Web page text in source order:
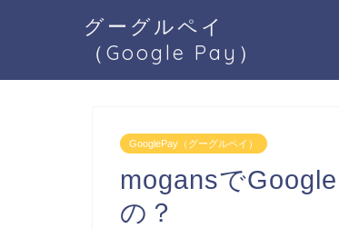
グーグルペイ
（Google Pay）
GooglePay（グーグルペイ）
mogansで
の？